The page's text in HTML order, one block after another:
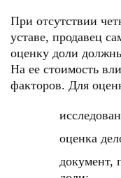
При отсутствии
уставе, продавец
оценку доли
На ее стоимость
факторов. Для
оценка
документ,